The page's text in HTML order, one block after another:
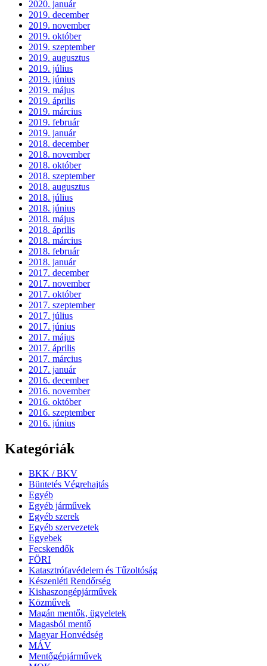
2020. január
2019. december
2019. november
2019. október
2019. szeptember
2019. augusztus
2019. július
2019. június
2019. május
2019. április
2019. március
2019. február
2019. január
2018. december
2018. november
2018. október
2018. szeptember
2018. augusztus
2018. július
2018. június
2018. május
2018. április
2018. március
2018. február
2018. január
2017. december
2017. november
2017. október
2017. szeptember
2017. július
2017. június
2017. május
2017. április
2017. március
2017. január
2016. december
2016. november
2016. október
2016. szeptember
2016. június
Kategóriák
BKK / BKV
Büntetés Végrehajtás
Egyéb
Egyéb járművek
Egyéb szerek
Egyéb szervezetek
Egyebek
Fecskendők
FÖRI
Katasztrófavédelem és Tűzoltóság
Készenléti Rendőrség
Kishaszongépjárművek
Közművek
Magán mentők, ügyeletek
Magasból mentő
Magyar Honvédség
MÁV
Mentőgépjárművek